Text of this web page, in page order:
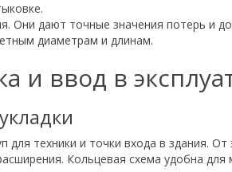
Они дают точные значения потерь и
диаметрам и длинам.
и ввод в
техники и точки входа в здания.
Кольцевая схема удобна для